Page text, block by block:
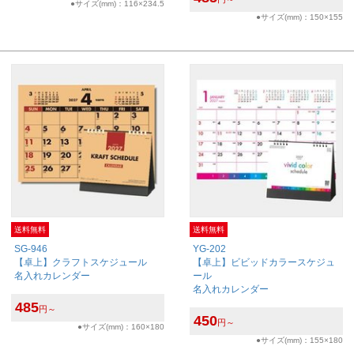
●サイズ(mm)：116×234.5
●サイズ(mm)：150×155
送料無料
SG-946
【卓上】クラフトスケジュール
名入れカレンダー
485円～
●サイズ(mm)：160×180
送料無料
YG-202
【卓上】ビビッドカラースケジュ
ール
名入れカレンダー
450円～
●サイズ(mm)：155×180